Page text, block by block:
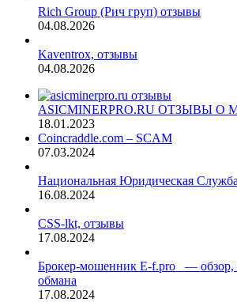
Rich Group (Рич груп) отзывы
04.08.2026
Kaventrox, отзывы
04.08.2026
ASICMINERPRO.RU ОТЗЫВЫ О
18.01.2023
Coincraddle.com – SCAM
07.03.2024
Национальная Юридическая
16.08.2024
CSS-lkt, отзывы
17.08.2024
Брокер-мошенник E-f.pro — обзор,
обмана
17.08.2024